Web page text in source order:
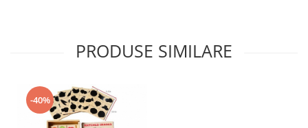
PRODUSE SIMILARE
-40%